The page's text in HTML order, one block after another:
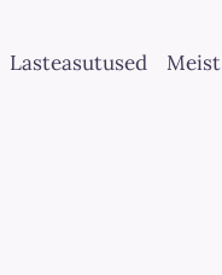
Lasteasutused Meist